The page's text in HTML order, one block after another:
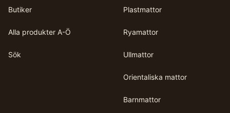
Butiker
Alla produkter A-Ö
Sök
Plastmattor
Ryamattor
Ullmattor
Orientaliska mattor
Barnmattor